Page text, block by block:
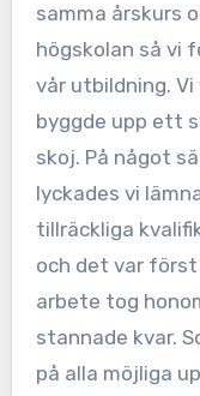
samma årskurs
högskolan så vi
vår utbildning.
byggde upp ett
skoj. På något
lyckades vi
tillräckliga
och det var
arbete tog
stannade kvar.
på alla möjliga